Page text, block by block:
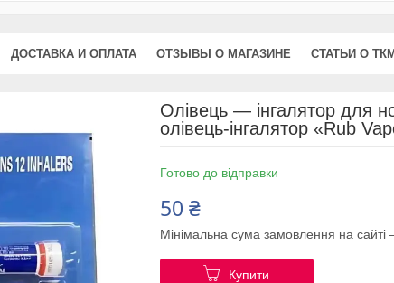
ДОСТАВКА И ОПЛАТА ОТЗЫВЫ О МАГАЗИНЕ СТАТЬИ О ТКМ
Олівець — інгалятор для
олівець-інгалятор «Rub
Готово до відправки
50 ₴
Мінімальна сума замовлення на
Купити